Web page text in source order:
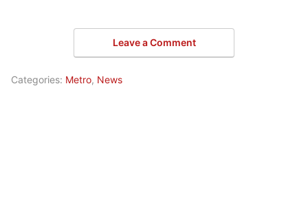
Leave a Comment
Categories: Metro, News